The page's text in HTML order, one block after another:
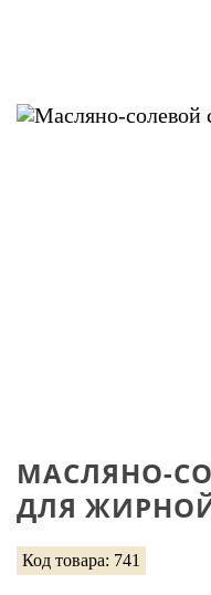
МАСЛЯНО-
ДЛЯ
Код товара: 741